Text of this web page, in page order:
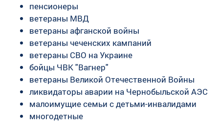
пенсионеры
ветераны МВД
ветераны афганской войны
ветераны чеченских кампаний
ветераны СВО на Украине
бойцы ЧВК "Вагнер"
ветераны Великой Отечественной Войны
ликвидаторы аварии на Чернобыльской АЭС
малоимущие семьи с детьми-инвалидами
многодетные